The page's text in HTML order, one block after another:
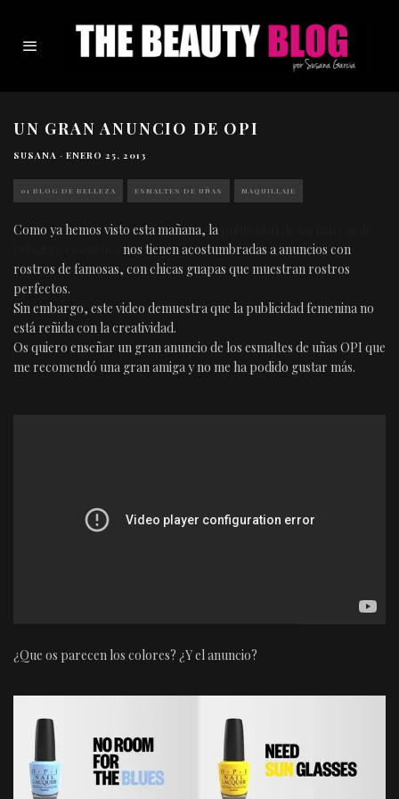
UN GRAN ANUNCIO DE OPI
SUSANA · ENERO 25, 2013
01 BLOG DE BELLEZA ESMALTES DE UÑAS MAQUILLAJE
Como ya hemos visto esta mañana, la
nos tienen acostumbradas a anuncios con
rostros de famosas, con chicas guapas que muestran rostros
perfectos.
Sin embargo, este video demuestra que la publicidad femenina no
está reñida con la creatividad.
Os quiero enseñar un gran anuncio de los esmaltes de uñas OPI que
me recomendó una gran amiga y no me ha podido gustar más.
¿Que os parecen los colores? ¿Y el anuncio?